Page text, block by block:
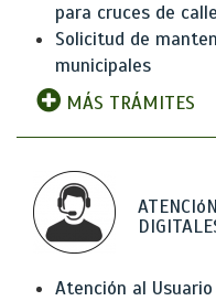
para cruces de
Solicitud de
municipales
MÁS TRÁMITES
Atención al